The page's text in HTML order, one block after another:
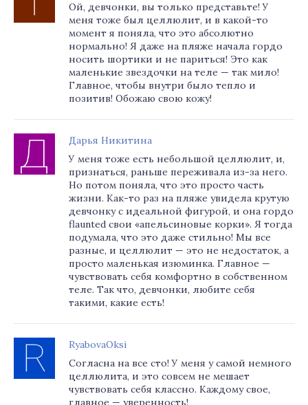
Ой, девчонки, вы только представьте! У
меня тоже был целлюлит, и в какой-то
момент я поняла, что это абсолютно
нормально! Я даже на пляже начала гордо
носить шортики и не париться! Это как
маленькие звездочки на теле — так мило!
Главное, чтобы внутри было тепло и
позитив! Обожаю свою кожу!
Дарья Никитина
У меня тоже есть небольшой целлюлит, и,
признаться, раньше переживала из-за него.
Но потом поняла, что это просто часть
жизни. Как-то раз на пляже увидела крутую
девчонку с идеальной фигурой, и она гордо
flaunted свои «апельсиновые корки». Я тогда
подумала, что это даже стильно! Мы все
разные, и целлюлит — это не недостаток, а
просто маленькая изюминка. Главное —
чувствовать себя комфортно в собственном
теле. Так что, девчонки, любите себя
такими, какие есть!
RyabovaOksi
Согласна на все сто! У меня у самой немного
целлюлита, и это совсем не мешает
чувствовать себя классно. Каждому свое,
главное — уверенность!